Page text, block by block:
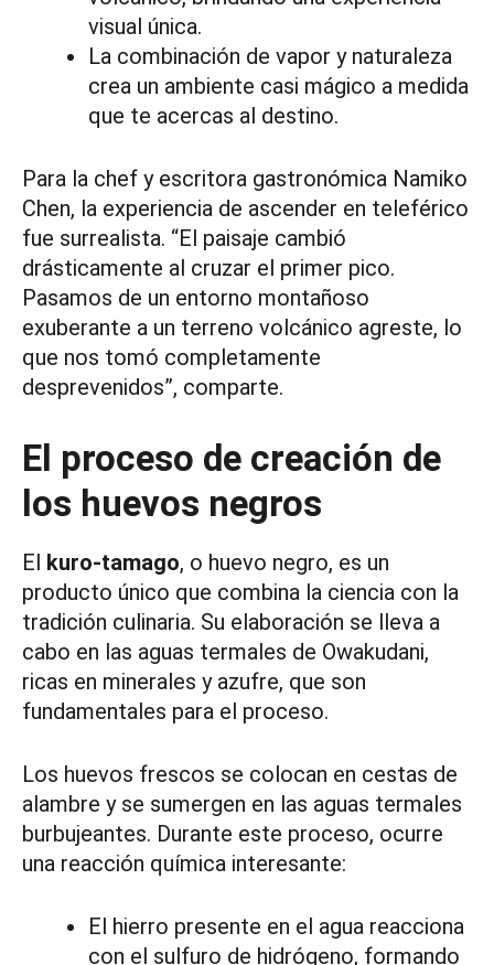
visual única.
La combinación de vapor y naturaleza
crea un ambiente casi mágico a medida
que te acercas al destino.
Para la chef y escritora gastronómica Namiko
Chen, la experiencia de ascender en teleférico
fue surrealista. “El paisaje cambió
drásticamente al cruzar el primer pico.
Pasamos de un entorno montañoso
exuberante a un terreno volcánico agreste, lo
que nos tomó completamente
desprevenidos”, comparte.
El proceso de creación de
los huevos negros
El kuro-tamago, o huevo negro, es un
producto único que combina la ciencia con la
tradición culinaria. Su elaboración se lleva a
cabo en las aguas termales de Owakudani,
ricas en minerales y azufre, que son
fundamentales para el proceso.
Los huevos frescos se colocan en cestas de
alambre y se sumergen en las aguas termales
burbujeantes. Durante este proceso, ocurre
una reacción química interesante:
El hierro presente en el agua reacciona
con el sulfuro de hidrógeno, formando